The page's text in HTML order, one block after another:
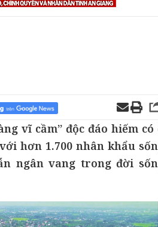
vĩ cầm” độc đáo hiếm có
hơn 1.700 nhân khẩu
ngân vang trong đời